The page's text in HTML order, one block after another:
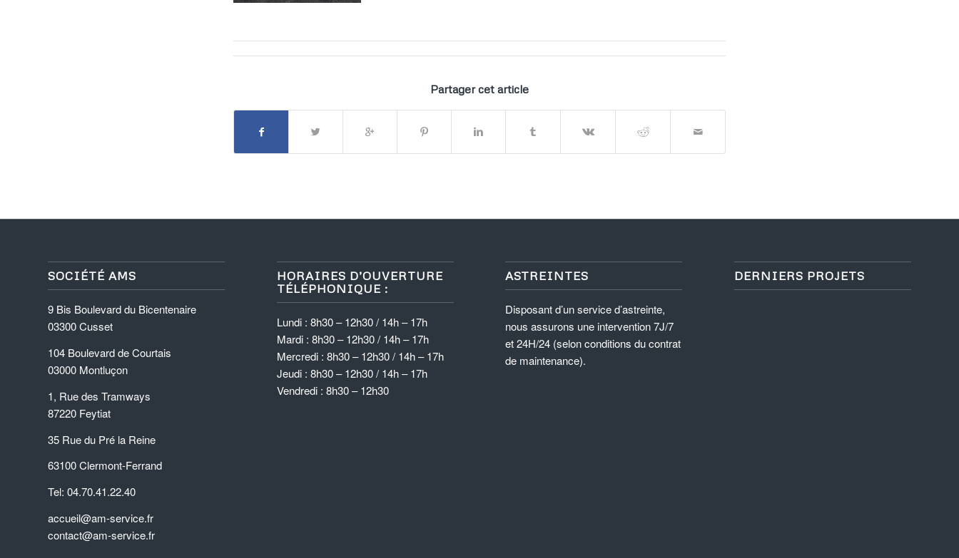
Partager cet article
SOCIÉTÉ AMS
9 Bis Boulevard du Bicentenaire
03300 Cusset
104 Boulevard de Courtais
03000 Montluçon
1, Rue des Tramways
87220 Feytiat
35 Rue du Pré la Reine
63100 Clermont-Ferrand
Tel: 04.70.41.22.40
accueil@am-service.fr
contact@am-service.fr
HORAIRES D’OUVERTURE
TÉLÉPHONIQUE :
Lundi : 8h30 – 12h30 / 14h – 17h
Mardi : 8h30 – 12h30 / 14h – 17h
Mercredi : 8h30 – 12h30 / 14h – 17h
Jeudi : 8h30 – 12h30 / 14h – 17h
Vendredi : 8h30 – 12h30
ASTREINTES
Disposant d’un service d’astreinte,
nous assurons une intervention 7J/7
et 24H/24 (selon conditions du contrat
de maintenance).
DERNIERS PROJETS